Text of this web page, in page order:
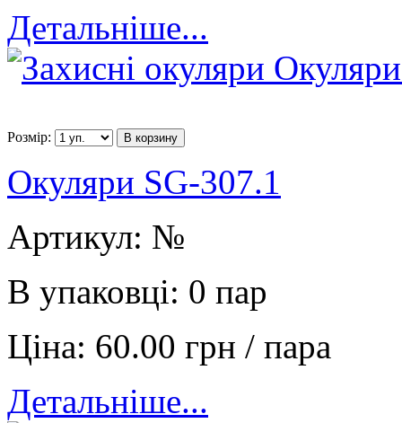
Детальніше...
Розмір: В корзину
Окуляри SG-307.1
Артикул: №
В упаковці: 0 пар
Ціна: 60.00 грн / пара
Детальніше...